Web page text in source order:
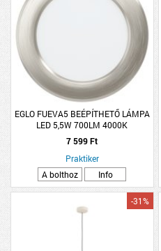
EGLO FUEVA5 BEÉPÍTHETŐ LÁMPA
LED 5,5W 700LM 4000K
ÁTMÉRŐ:11,7CM MATTNIKKEL
7 599 Ft
Praktiker
A bolthoz
Info
-31%